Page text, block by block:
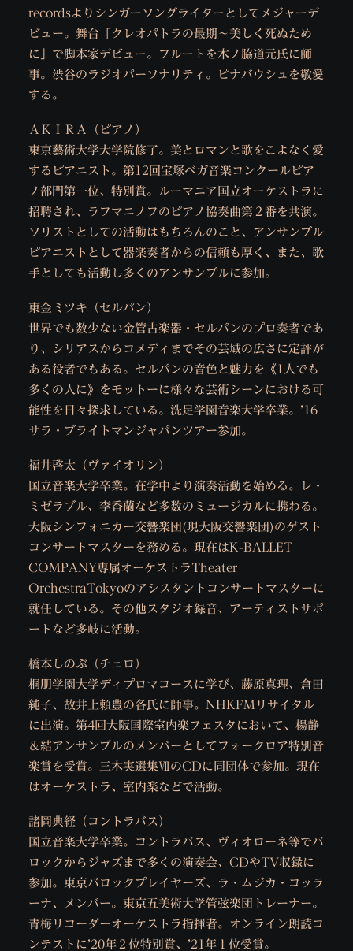
recordsよりシンガーソングライターとしてメジャーデ
ビュー。舞台「クレオパトラの最期～美しく死ぬため
に」で脚本家デビュー。フルートを木ノ脇道元氏に師
事。渋谷のラジオパーソナリティ。ピナバウシュを敬愛
する。
ＡＫＩＲＡ（ピアノ）
東京藝術大学大学院修了。美とロマンと歌をこよなく愛
するピアニスト。第12回宝塚ベガ音楽コンクールピア
ノ部門第一位、特別賞。ルーマニア国立オーケストラに
招聘され、ラフマニノフのピアノ協奏曲第２番を共演。
ソリストとしての活動はもちろんのこと、アンサンブル
ピアニストとして器楽奏者からの信頼も厚く、また、歌
手としても活動し多くのアンサンブルに参加。
東金ミツキ（セルパン）
世界でも数少ない金管古楽器・セルパンのプロ奏者であ
り、シリアスからコメディまでその芸域の広さに定評が
ある役者でもある。セルパンの音色と魅力を《1人でも
多くの人に》をモットーに様々な芸術シーンにおける可
能性を日々探求している。洗足学園音楽大学卒業。’16
サラ・ブライトマンジャパンツアー参加。
福井啓太（ヴァイオリン）
国立音楽大学卒業。在学中より演奏活動を始める。レ・
ミゼラブル、李香蘭など多数のミュージカルに携わる。
大阪シンフォニカー交響楽団(現大阪交響楽団)のゲスト
コンサートマスターを務める。現在はK-BALLET
COMPANY専属オーケストラTheater
OrchestraTokyoのアシスタントコンサートマスターに
就任している。その他スタジオ録音、アーティストサポ
ートなど多岐に活動。
橋本しのぶ（チェロ）
桐朋学園大学ディプロマコースに学び、藤原真理、倉田
純子、故井上頼豊の各氏に師事。NHKFMリサイタル
に出演。第4回大阪国際室内楽フェスタにおいて、楊静
＆結アンサンブルのメンバーとしてフォークロア特別音
楽賞を受賞。三木実選集ⅦのCDに同団体で参加。現在
はオーケストラ、室内楽などで活動。
諸岡典経（コントラバス）
国立音楽大学卒業。コントラバス、ヴィオローネ等でバ
ロックからジャズまで多くの演奏会、CDやTV収録に
参加。東京バロックプレイヤーズ、ラ・ムジカ・コッラ
ーナ、メンバー。東京五美術大学管弦楽団トレーナー。
青梅リコーダーオーケストラ指揮者。オンライン朗読コ
ンテストに’20年２位特別賞、’21年１位受賞。